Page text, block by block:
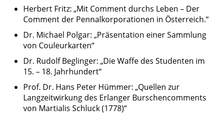
Herbert Fritz: „Mit Comment durchs Leben – Der
Comment der Pennalkorporationen in Österreich.“
Dr. Michael Polgar: „Präsentation einer Sammlung
von Couleurkarten“
Dr. Rudolf Beglinger: „Die Waffe des Studenten im
15. – 18. Jahrhundert“
Prof. Dr. Hans Peter Hümmer: „Quellen zur
Langzeitwirkung des Erlanger Burschencomments
von Martialis Schluck (1778)“